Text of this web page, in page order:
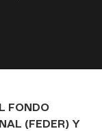
FONDO
(FEDER) Y